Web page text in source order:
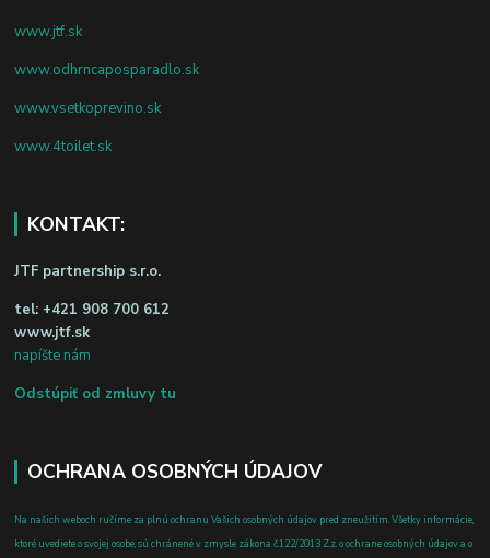
www.jtf.sk
www.odhrncaposparadlo.sk
www.vsetkoprevino.sk
www.4toilet.sk
KONTAKT:
JTF partnership s.r.o.
tel: +421 908 700 612
www.jtf.sk
napíšte nám
Odstúpiť od zmluvy tu
OCHRANA OSOBNÝCH ÚDAJOV
Na našich weboch ručíme za plnú ochranu Vašich osobných údajov pred zneužitím. Všetky informácie,
ktoré uvediete o svojej osobe, sú chránené v zmysle zákona č.122/2013 Z.z. o ochrane osobných údajov a o